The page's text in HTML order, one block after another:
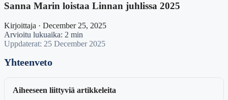
Sanna Marin loistaa Linnan juhlissa 2025
Kirjoittaja · December 25, 2025
Arvioitu lukuaika: 2 min
Uppdaterat: 25 December 2025
Yhteenveto
Aiheeseen liittyviä artikkeleita